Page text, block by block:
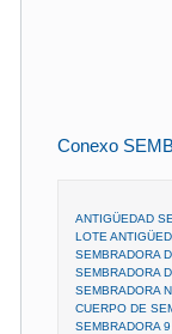
Conexo
ANTIGÜEDAD
LOTE
SEMBRADORA
SEMBRADORA
SEMBRADORA
CUERPO DE
SEMBRADORA 9